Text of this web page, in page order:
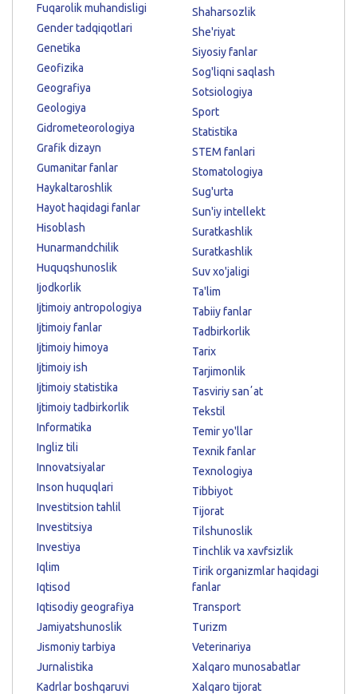
Fuqarolik muhandisligi
Gender tadqiqotlari
Genetika
Geofizika
Geografiya
Geologiya
Gidrometeorologiya
Grafik dizayn
Gumanitar fanlar
Haykaltaroshlik
Hayot haqidagi fanlar
Hisoblash
Hunarmandchilik
Huquqshunoslik
Ijodkorlik
Ijtimoiy antropologiya
Ijtimoiy fanlar
Ijtimoiy himoya
Ijtimoiy ish
Ijtimoiy statistika
Ijtimoiy tadbirkorlik
Informatika
Ingliz tili
Innovatsiyalar
Inson huquqlari
Investitsion tahlil
Investitsiya
Investiya
Iqlim
Iqtisod
Iqtisodiy geografiya
Jamiyatshunoslik
Jismoniy tarbiya
Jurnalistika
Kadrlar boshqaruvi
Shaharsozlik
She'riyat
Siyosiy fanlar
Sog'liqni saqlash
Sotsiologiya
Sport
Statistika
STEM fanlari
Stomatologiya
Sug'urta
Sun'iy intellekt
Suratkashlik
Suratkashlik
Suv xo'jaligi
Ta'lim
Tabiiy fanlar
Tadbirkorlik
Tarix
Tarjimonlik
Tasviriy sanʼat
Tekstil
Temir yo'llar
Texnik fanlar
Texnologiya
Tibbiyot
Tijorat
Tilshunoslik
Tinchlik va xavfsizlik
Tirik organizmlar haqidagi
fanlar
Transport
Turizm
Veterinariya
Xalqaro munosabatlar
Xalqaro tijorat